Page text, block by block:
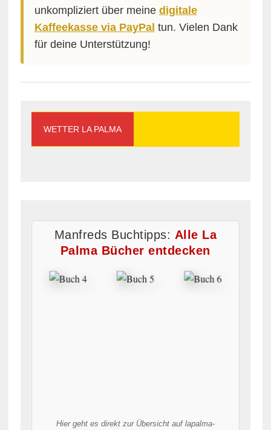
unkompliziert über meine digitale
Kaffeekasse via PayPal tun. Vielen Dank
für deine Unterstützung!
WETTER LA PALMA
Manfreds Buchtipps: Alle La
Palma Bücher entdecken
Hier geht es direkt zur Übersicht auf lapalma-